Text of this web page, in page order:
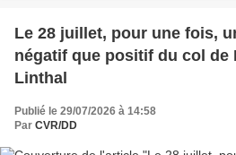
Le 28 juillet, pour une fois,
négatif que positif du col de
Linthal
Publié le 29/07/2026 à 14:58
Par CVR/DD